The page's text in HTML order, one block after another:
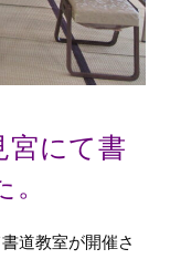
宮にて書
道教室が開催さ